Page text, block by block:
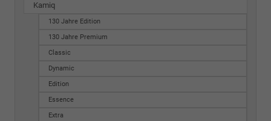
Kamiq
130 Jahre Edition
130 Jahre Premium
Classic
Dynamic
Edition
Essence
Extra